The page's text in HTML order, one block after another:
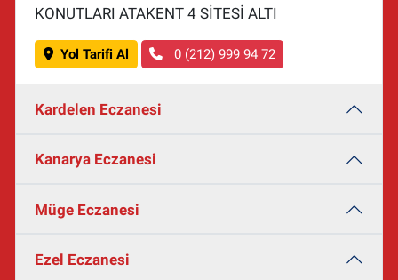
KONUTLARI ATAKENT 4 SİTESİ ALTI
Yol Tarifi Al 0 (212) 999 94 72
Kardelen Eczanesi
Kanarya Eczanesi
Müge Eczanesi
Ezel Eczanesi